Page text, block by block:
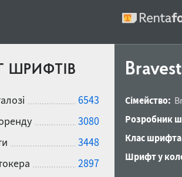
ШРИФТІВ
6543
3080
3448
2897
Сімейство:
Розробник
Клас
Шрифт у